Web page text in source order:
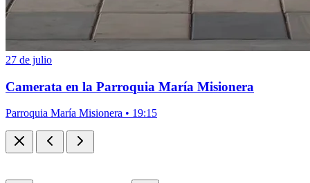
27 de julio
Camerata en la Parroquia María Misionera
Parroquia María Misionera • 19:15